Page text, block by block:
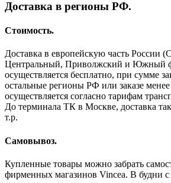
Доставка в регионы РФ.
Стоимость.
Доставка в европейскую часть России
Центральный, Приволжский и Южный
осуществляется бесплатно, при сумме
остальные регионы РФ или заказе менее
осуществляется согласно тарифам
До терминала ТК в Москве, доставка
т.р.
Самовывоз.
Купленные товары можно забрать
фирменных магазинов Vincea. В будни с